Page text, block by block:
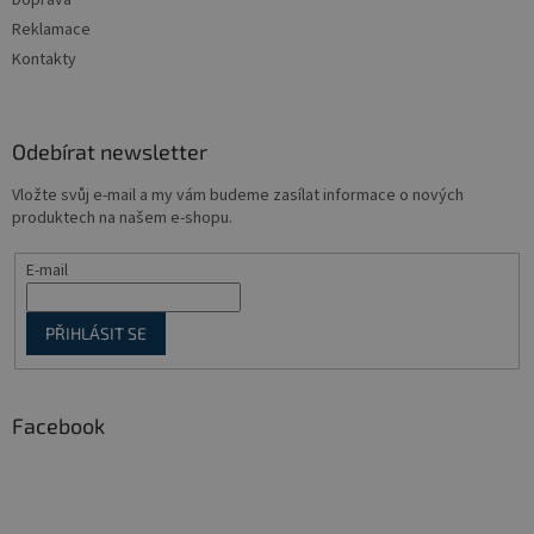
Reklamace
Kontakty
Odebírat newsletter
Vložte svůj e-mail a my vám budeme zasílat informace o nových
produktech na našem e-shopu.
E-mail
PŘIHLÁSIT SE
Facebook